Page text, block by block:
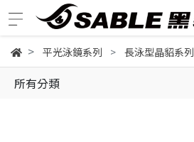
平光泳鏡系列 長泳型晶貂系列
所有分類